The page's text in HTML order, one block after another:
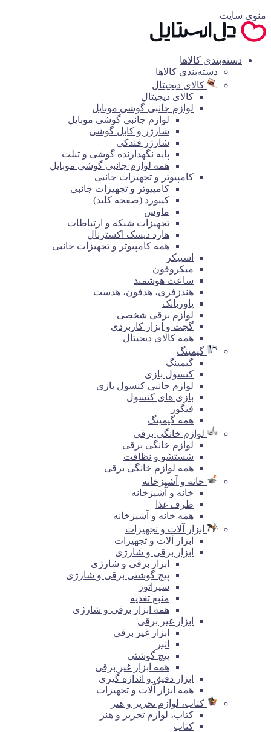
منوی سایت
دسته‌بندی کالاها
دسته‌بندی کالاها
کالای دیجیتال
کالای دیجیتال
لوازم جانبی گوشی موبایل
لوازم جانبی گوشی موبایل
شارژر و کابل گوشی
شارژر فندکی
پایه نگهدارنده گوشی و تبلت
همه لوازم جانبی گوشی موبایل
کامپیوتر و تجهیزات جانبی
کامپیوتر و تجهیزات جانبی
کیبورد (صفحه کلید)
ماوس
تجهیزات شبکه و ارتباطات
هارد دیسک اکسترنال
همه کامپیوتر و تجهیزات جانبی
اسپیکر
میکروفون
ساعت هوشمند
هندزفری، هدفون، هدست
پاوربانک
لوازم برقی شخصی
گجت و ابزار کاربردی
همه کالای دیجیتال
گیمینگ
گیمینگ
کنسول بازی
لوازم جانبی کنسول بازی
بازی های کنسول
فیگور
همه گیمینگ
لوازم خانگی برقی
لوازم خانگی برقی
شستشو و نظافت
همه لوازم خانگی برقی
خانه و آشپزخانه
خانه و آشپزخانه
ظرف غذا
همه خانه و آشپزخانه
ابزار آلات و تجهیزات
ابزار آلات و تجهیزات
ابزار برقی و شارژی
ابزار برقی و شارژی
پیچ گوشتی برقی و شارژی
سپراتور
منبع تغذیه
همه ابزار برقی و شارژی
ابزار غیر برقی
ابزار غیر برقی
انبر
پیچ گوشتی
همه ابزار غیر برقی
ابزار دقیق و اندازه گیری
همه ابزار آلات و تجهیزات
کتاب، لوازم تحریر و هنر
کتاب، لوازم تحریر و هنر
کتاب